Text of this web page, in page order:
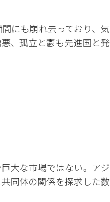
にも崩れ去っており、気
、孤立と鬱も先進国と発
大な市場ではない。アジ
同体の関係を探求した数